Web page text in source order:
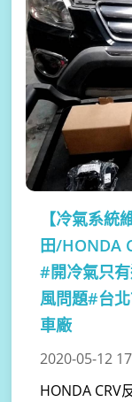
【冷氣系統
田/HONDA
#開冷氣只
風問題#台
車廠
2020-05-12
HONDA CRV